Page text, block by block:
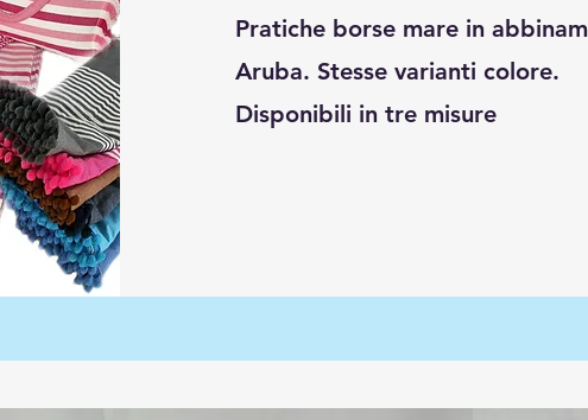
Pratiche borse mare in
Aruba. Stesse varianti colore.
Disponibili in tre misure